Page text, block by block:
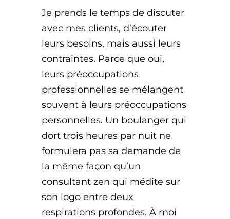
Je prends le temps de discuter
avec mes clients, d’écouter
leurs besoins, mais aussi leurs
contraintes. Parce que oui,
leurs préoccupations
professionnelles se mélangent
souvent à leurs préoccupations
personnelles. Un boulanger qui
dort trois heures par nuit ne
formulera pas sa demande de
la même façon qu’un
consultant zen qui médite sur
son logo entre deux
respirations profondes. À moi